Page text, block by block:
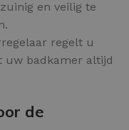
en veilig te
regelt u
uw badkamer altijd
de